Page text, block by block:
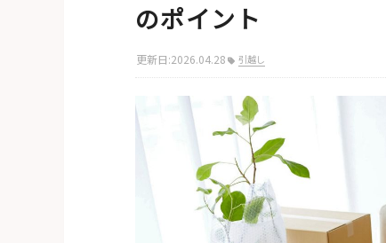
のポイント
更新日:2026.04.28 引越し